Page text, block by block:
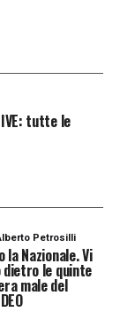
tutte le
Petrosilli
Nazionale. Vi
dietro le quinte
male del